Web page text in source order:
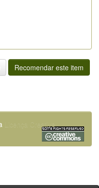
Recomendar este item
Licença Creative